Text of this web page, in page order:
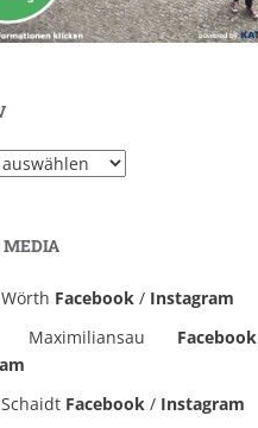
MEDIA
Facebook / Instagram
Maximiliansau Facebook
Facebook / Instagram